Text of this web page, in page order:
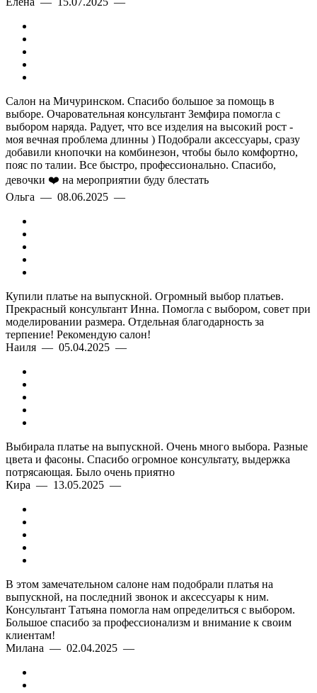
Салон на Мичуринском. Спасибо большое за помощь в
выборе. Очаровательная консультант Земфира помогла с
выбором наряда. Радует, что все изделия на высокий рост -
моя вечная проблема длинны ) Подобрали аксессуары, сразу
добавили кнопочки на комбинезон, чтобы было комфортно,
пояс по талии. Все быстро, профессионально. Спасибо,
девочки ❤️ на мероприятии буду блестать
Ольга — 08.06.2025 —
Купили платье на выпускной. Огромный выбор платьев.
Прекрасный консультант Инна. Помогла с выбором, совет при
моделировании размера. Отдельная благодарность за
терпение! Рекомендую салон!
Наиля — 05.04.2025 —
Выбирала платье на выпускной. Очень много выбора. Разные
цвета и фасоны. Спасибо огромное консультату, выдержка
потрясающая. Было очень приятно
Кира — 13.05.2025 —
В этом замечательном салоне нам подобрали платья на
выпускной, на последний звонок и аксессуары к ним.
Консультант Татьяна помогла нам определиться с выбором.
Большое спасибо за профессионализм и внимание к своим
клиентам!
Милана — 02.04.2025 —